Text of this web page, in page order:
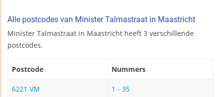
Alle postcodes van Minister Talmastraat in Maastricht
Minister Talmastraat in Maastricht heeft 3 verschillende
postcodes.
Postcode Nummers
6221 VM 1 - 35